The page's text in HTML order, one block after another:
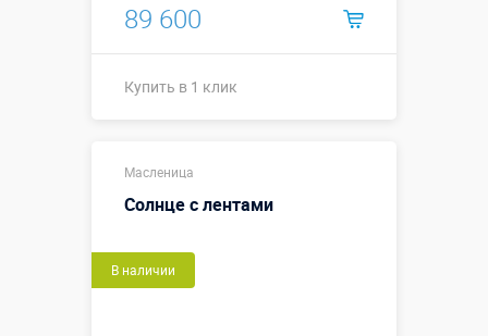
89 600
Купить в 1 клик
Масленица
Солнце с лентами
В наличии